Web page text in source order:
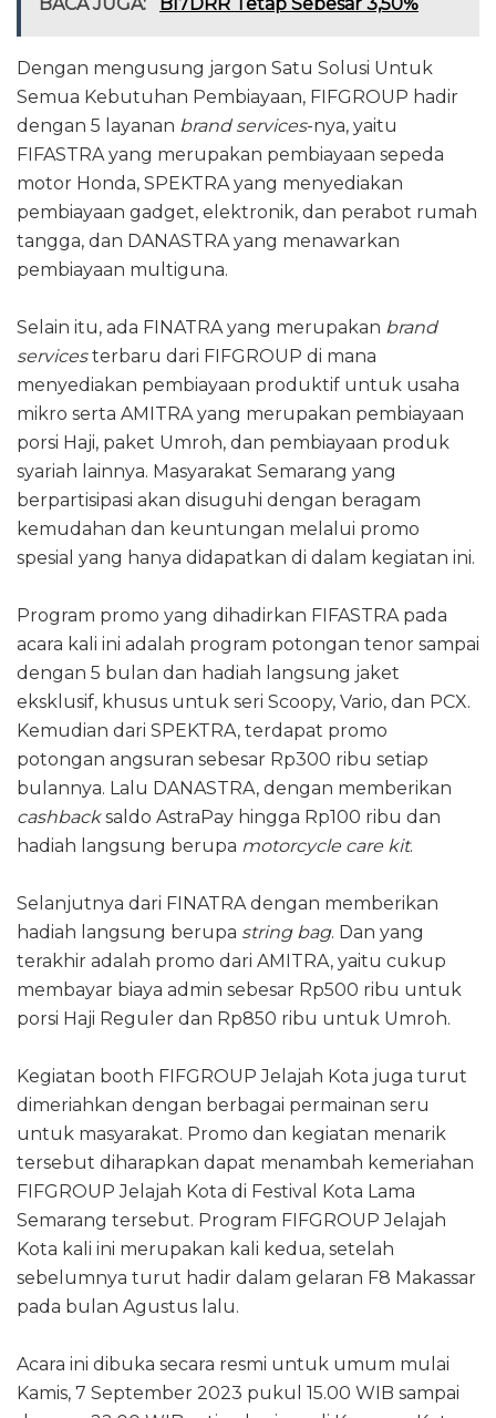
Dengan mengusung jargon Satu Solusi Untuk
Semua Kebutuhan Pembiayaan, FIFGROUP hadir
dengan 5 layanan brand services-nya, yaitu
FIFASTRA yang merupakan pembiayaan sepeda
motor Honda, SPEKTRA yang menyediakan
pembiayaan gadget, elektronik, dan perabot rumah
tangga, dan DANASTRA yang menawarkan
pembiayaan multiguna.
Selain itu, ada FINATRA yang merupakan brand
servicesterbaru dari FIFGROUP di mana
menyediakan pembiayaan produktif untuk usaha
mikro serta AMITRA yang merupakan pembiayaan
porsi Haji, paket Umroh, dan pembiayaan produk
syariah lainnya. Masyarakat Semarang yang
berpartisipasi akan disuguhi dengan beragam
kemudahan dan keuntungan melalui promo
spesial yang hanya didapatkan di dalam kegiatan ini.
Program promo yang dihadirkan FIFASTRA pada
acara kali ini adalah program potongan tenor sampai
dengan 5 bulan dan hadiah langsung jaket
eksklusif, khusus untuk seri Scoopy, Vario, dan PCX.
Kemudian dari SPEKTRA, terdapat promo
potongan angsuran sebesar Rp300 ribu setiap
bulannya. Lalu DANASTRA, dengan memberikan
cashbacksaldo AstraPay hingga Rp100 ribu dan
hadiah langsung berupa motorcycle care kit.
Selanjutnya dari FINATRA dengan memberikan
hadiah langsung berupa string bag. Dan yang
terakhir adalah promo dari AMITRA, yaitu cukup
membayar biaya admin sebesar Rp500 ribu untuk
porsi Haji Reguler dan Rp850 ribu untuk Umroh.
Kegiatan booth FIFGROUP Jelajah Kota juga turut
dimeriahkan dengan berbagai permainan seru
untuk masyarakat. Promo dan kegiatan menarik
tersebut diharapkan dapat menambah kemeriahan
FIFGROUP Jelajah Kota di Festival Kota Lama
Semarang tersebut. Program FIFGROUP Jelajah
Kota kali ini merupakan kali kedua, setelah
sebelumnya turut hadir dalam gelaran F8 Makassar
pada bulan Agustus lalu.
Acara ini dibuka secara resmi untuk umum mulai
Kamis, 7 September 2023 pukul 15.00 WIB sampai